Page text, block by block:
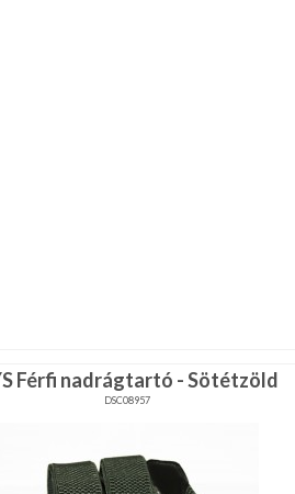
Férfi nadrágtartó - Sötétzöld
DSC08957